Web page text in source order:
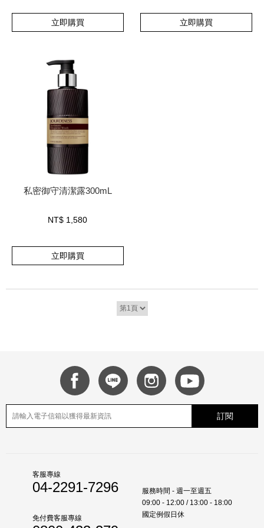
立即購買 立即購買
私密御守清潔露300mL
NT$ 1,580
立即購買
訂閱
客服專線
04-2291-7296
免付費客服專線
服務時間 - 週一至週五
09:00 - 12:00 / 13:00 - 18:00
國定例假日休